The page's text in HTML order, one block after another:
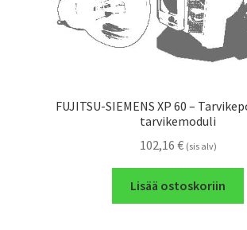
FUJITSU-SIEMENS XP 60 –
tarvikemoduli
102,16 € (sis alv)
Lisää ostoskoriin